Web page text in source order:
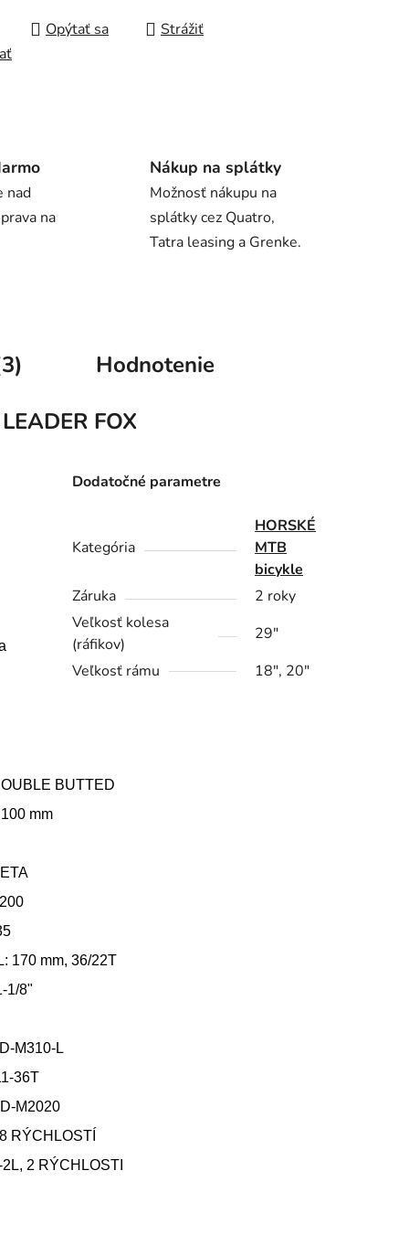
Opýtať sa
Strážiť
nad
na
Nákup na splátky
Možnosť nákupu na
splátky cez Quatro,
Tatra leasing a Grenke.
Hodnotenie
FOX
BUTTED
mm
170 mm, 36/22T
1/8"
M310-L
36T
M2020
RÝCHLOSTÍ
2 RÝCHLOSTI
Dodatočné parametre
Kategória
HORSKÉ
MTB
bicykle
Záruka
2 roky
Veľkosť kolesa
(ráfikov)
29"
Veľkosť rámu
18", 20"